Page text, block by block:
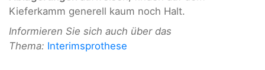
Kieferkamm generell kaum noch Halt.
Informieren Sie sich auch über das
Thema: Interimsprothese